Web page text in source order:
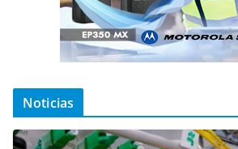
Noticias